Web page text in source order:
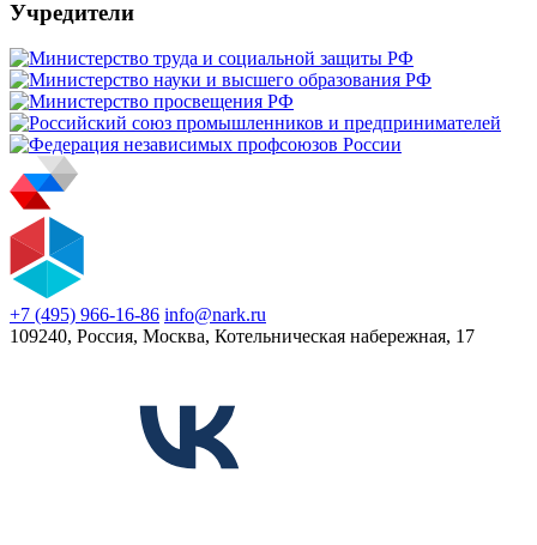
Учредители
+7 (495) 966-16-86 info@nark.ru
109240, Россия, Москва, Котельническая набережная, 17